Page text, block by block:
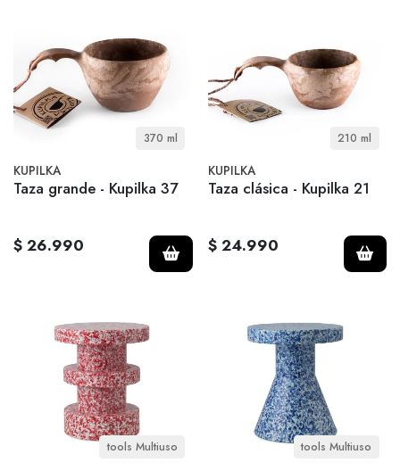
370 ml
KUPILKA
Taza grande - Kupilka 37
$ 26.990
210 ml
KUPILKA
Taza clásica - Kupilka 21
$ 24.990
tools Multiuso tools Multiuso